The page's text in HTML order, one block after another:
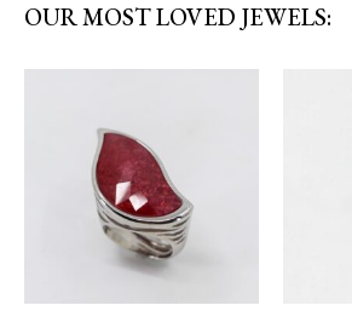
OUR MOST LOVED JEWELS: